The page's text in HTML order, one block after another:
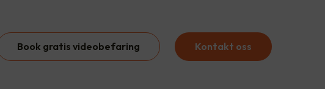
Book gratis videobefaring Kontakt oss